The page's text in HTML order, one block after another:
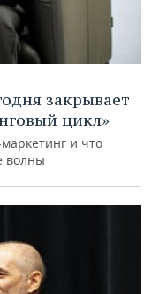
закрывает
цикл»
и что
волны